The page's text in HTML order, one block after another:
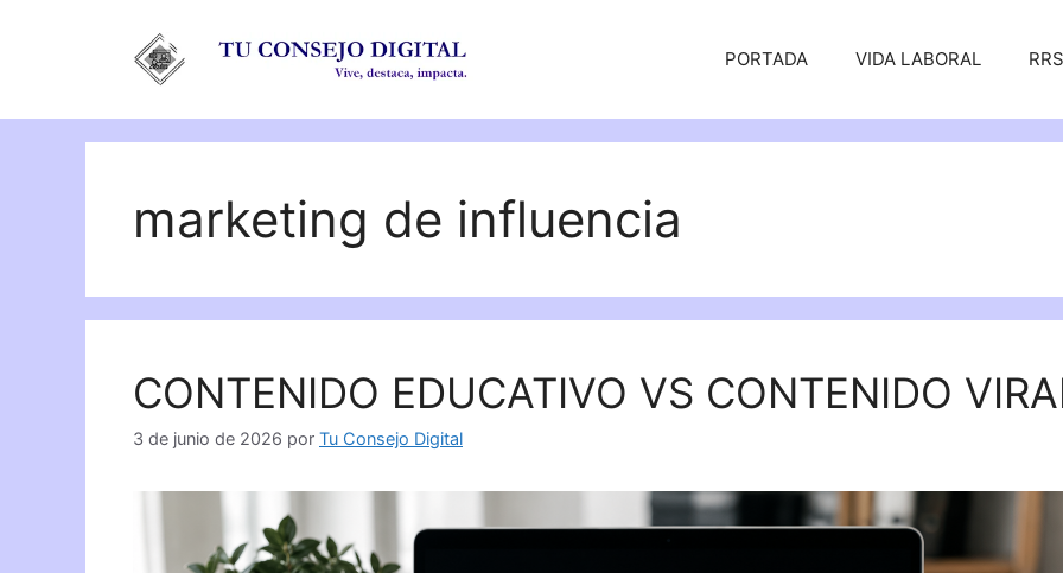
PORTADA VIDA LABORAL
marketing de influencia
CONTENIDO EDUCATIVO VS CONTENIDO
3 de junio de 2026 por Tu Consejo Digital